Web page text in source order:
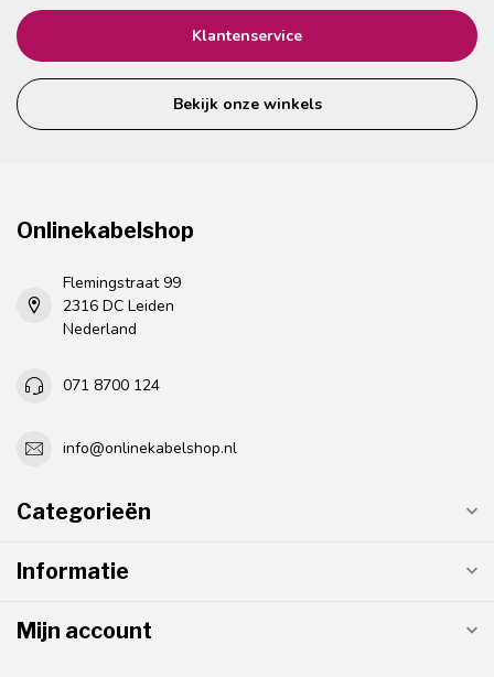
Klantenservice
Bekijk onze winkels
Onlinekabelshop
Flemingstraat 99
2316 DC Leiden
Nederland
071 8700 124
info@onlinekabelshop.nl
Categorieën
Informatie
Mijn account